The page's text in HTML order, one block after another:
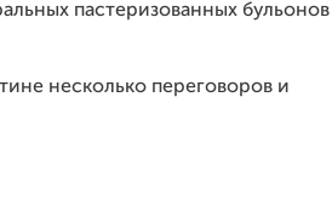
пастеризованных бульонов
несколько переговоров и